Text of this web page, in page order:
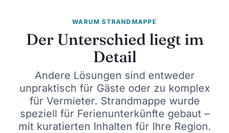
WARUM STRANDMAPPE
Der Unterschied liegt im
Detail
Andere Lösungen sind entweder
unpraktisch für Gäste oder zu komplex
für Vermieter. Strandmappe wurde
speziell für Ferienunterkünfte gebaut –
mit kuratierten Inhalten für Ihre Region.